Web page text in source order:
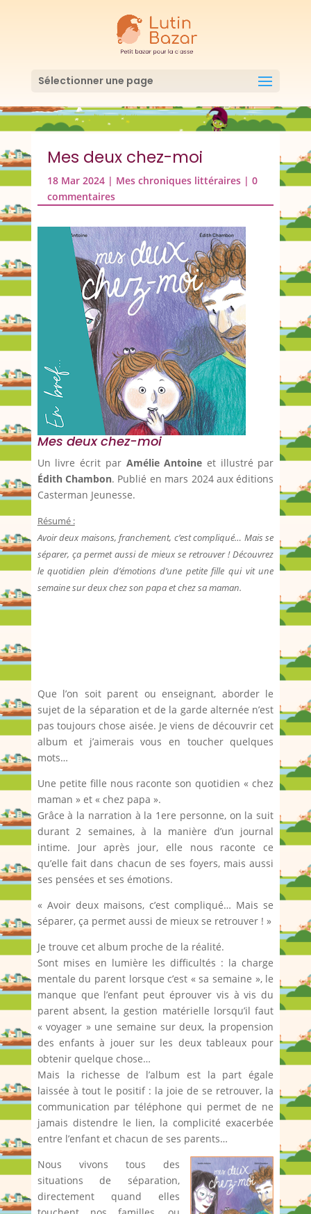
Sélectionner une page
Mes deux chez-moi
18 Mar 2024| Mes chroniques littéraires| 0
commentaires
Mes deux chez-moi
Un livre écrit par Amélie Antoine et illustré par
Édith Chambon. Publié en mars 2024 aux éditions
Casterman Jeunesse.
Résumé :
Avoir deux maisons, franchement, c’est compliqué… Mais se
séparer, ça permet aussi de mieux se retrouver ! Découvrez
le quotidien plein d’émotions d’une petite fille qui vit une
semaine sur deux chez son papa et chez sa maman.
Que l’on soit parent ou enseignant, aborder le
sujet de la séparation et de la garde alternée n’est
pas toujours chose aisée. Je viens de découvrir cet
album et j’aimerais vous en toucher quelques
mots…
Une petite fille nous raconte son quotidien « chez
maman » et « chez papa ».
Grâce à la narration à la 1ere personne, on la suit
durant 2 semaines, à la manière d’un journal
intime. Jour après jour, elle nous raconte ce
qu’elle fait dans chacun de ses foyers, mais aussi
ses pensées et ses émotions.
« Avoir deux maisons, c’est compliqué… Mais se
séparer, ça permet aussi de mieux se retrouver ! »
Je trouve cet album proche de la réalité.
Sont mises en lumière les difficultés : la charge
mentale du parent lorsque c’est « sa semaine », le
manque que l’enfant peut éprouver vis à vis du
parent absent, la gestion matérielle lorsqu’il faut
« voyager » une semaine sur deux, la propension
des enfants à jouer sur les deux tableaux pour
obtenir quelque chose…
Mais la richesse de l’album est la part égale
laissée à tout le positif : la joie de se retrouver, la
communication par téléphone qui permet de ne
jamais distendre le lien, la complicité exacerbée
entre l’enfant et chacun de ses parents…
Nous vivons tous des
situations de séparation,
directement quand elles